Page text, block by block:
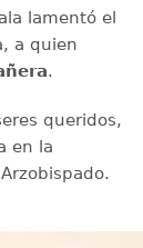
lamentó el
a quien
.
queridos,
en la